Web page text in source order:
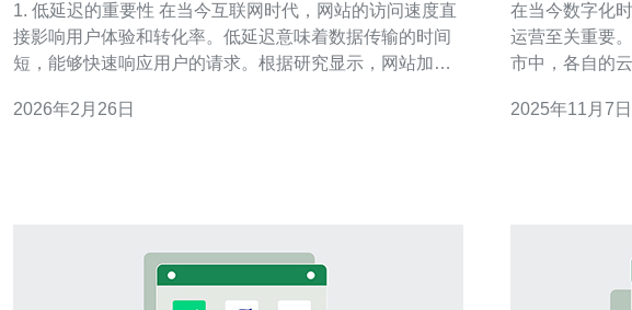
1. 低延迟的重要性 在当今互联网时代，网站的访问速度直
接影响用户体验和转化率。低延迟意味着数据传输的时间
短，能够快速响应用户的请求。根据研究显示，网站加载
2026年2月26日
在当今数字化
运营至关重要
市中，各自的
城市的云服务
2025年11月7日